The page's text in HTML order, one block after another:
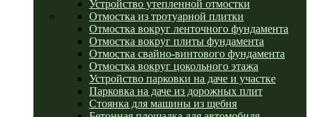
Устройство утепленной отмостки
Отмостка из тротуарной плитки
Отмостка вокруг ленточного фундамента
Отмостка вокруг плиты фундамента
Отмостка свайно-винтового фундамента
Отмостка вокруг цокольного этажа
Устройство парковки на даче и участке
Парковка на даче из дорожных плит
Стоянка для машины из щебня